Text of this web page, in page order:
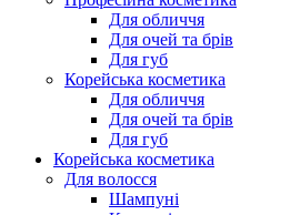
Для обличчя
Для очей та брів
Для губ
Корейська косметика
Для обличчя
Для очей та брів
Для губ
Корейська косметика
Для волосся
Шампуні